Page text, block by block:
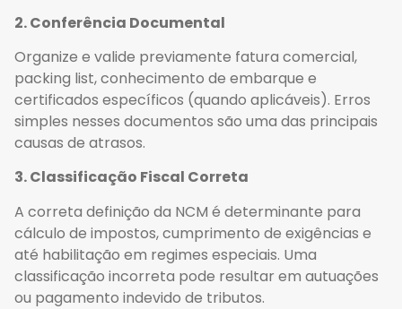
2. Conferência Documental
Organize e valide previamente fatura comercial,
packing list, conhecimento de embarque e
certificados específicos (quando aplicáveis). Erros
simples nesses documentos são uma das principais
causas de atrasos.
3. Classificação Fiscal Correta
A correta definição da NCM é determinante para
cálculo de impostos, cumprimento de exigências e
até habilitação em regimes especiais. Uma
classificação incorreta pode resultar em autuações
ou pagamento indevido de tributos.